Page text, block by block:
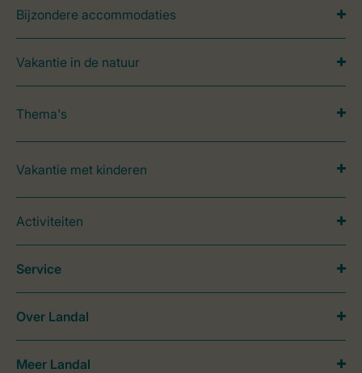
Bijzondere accommodaties
Vakantie in de natuur
Thema's
Vakantie met kinderen
Activiteiten
Service
Over Landal
Meer Landal